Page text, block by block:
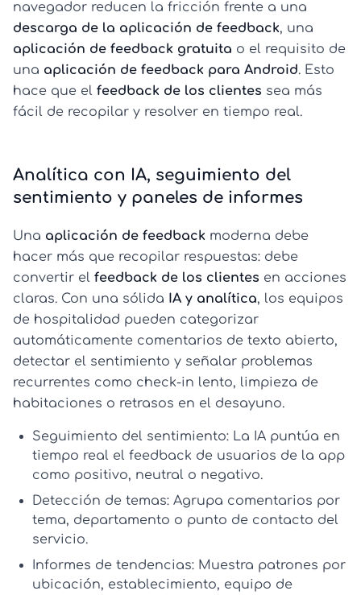
navegador reducen la fricción frente a una
descarga de la aplicación de feedback, una
aplicación de feedback gratuita o el requisito de
una aplicación de feedback para Android. Esto
hace que el feedback de los clientes sea más
fácil de recopilar y resolver en tiempo real.
Analítica con IA, seguimiento del
sentimiento y paneles de informes
Una aplicación de feedback moderna debe
hacer más que recopilar respuestas: debe
convertir el feedback de los clientes en acciones
claras. Con una sólida
IA y analítica, los equipos
de hospitalidad pueden categorizar
automáticamente comentarios de texto abierto,
detectar el sentimiento y señalar problemas
recurrentes como check-in lento, limpieza de
habitaciones o retrasos en el desayuno.
Seguimiento del sentimiento: La IA puntúa en
tiempo real el feedback de usuarios de la app
como positivo, neutral o negativo.
Detección de temas: Agrupa comentarios por
tema, departamento o punto de contacto del
servicio.
Informes de tendencias: Muestra patrones por
ubicación, establecimiento, equipo de